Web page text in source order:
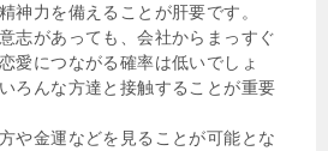
神力を備えることが肝要です。
志があっても、会社からまっすぐ
愛につながる確率は低いでしょ
ろんな方達と接触することが重要
や金運などを見ることが可能とな